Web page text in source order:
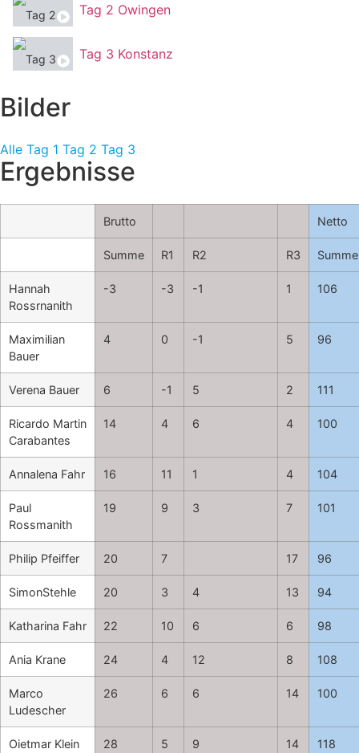
Tag 2 Owingen
Tag 3 Konstanz
Bilder
Alle Tag 1 Tag 2 Tag 3
Ergebnisse
Brutto Netto
Summe R1 R2 R3 Summe
Hannah
Rossrnanith
-3 -3 -1 1 106
Maximilian
Bauer
4 0 -1 5 96
Verena Bauer 6 -1 5 2 111
Ricardo Martin
Carabantes
14 4 6 4 100
Annalena Fahr 16 11 1 4 104
Paul
Rossmanith
19 9 3 7 101
Philip Pfeiffer 20 7 17 96
SimonStehle 20 3 4 13 94
Katharina Fahr 22 10 6 6 98
Ania Krane 24 4 12 8 108
Marco
Ludescher
26 6 6 14 100
Oietmar Klein 28 5 9 14 118